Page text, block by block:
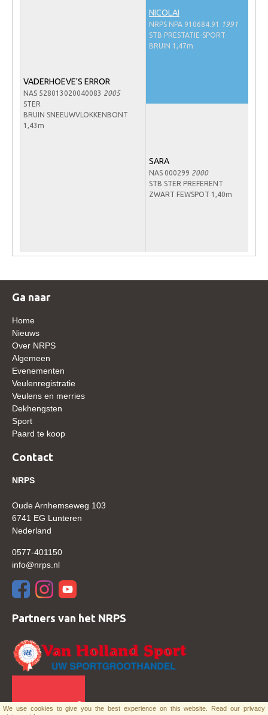
Fokprogramma's en registratie
Veulen registratie
Verrichtingsonderzoek NRPS
Verrichtingsonderzoek 2024-2025
Verrichtingsonderzoek 2023-2024
Sport
Paard te koop
Inloggen
REGIO'S
Regio Noord
Regio Midden
Bestuur Regio Midden
VADERHOEVE'S ERROR
NAS 528013020040083 2005
STER
BRUIN SNEEUWVLOKKENBONT
1,43m
NICOLAI
NRPS NPA 910684.91
1991
STB PRESTATIE-SPORT
BRUIN 1,47m
SARA
NAS 000299 2000
STB STER PREFERENT
ZWART FEWSPOT 1,40m
Ga naar
Home
Nieuws
Over NRPS
Algemeen
Evenementen
Veulenregistratie
Veulens en merries
Dekhengsten
Sport
Paard te koop
Contact
NRPS
Oude Arnhemseweg 103
6741 EG Lunteren
Nederland
0577-401150
info@nrps.nl
Partners van het NRPS
We use cookies to give you the best experience on this website. Read our privacy